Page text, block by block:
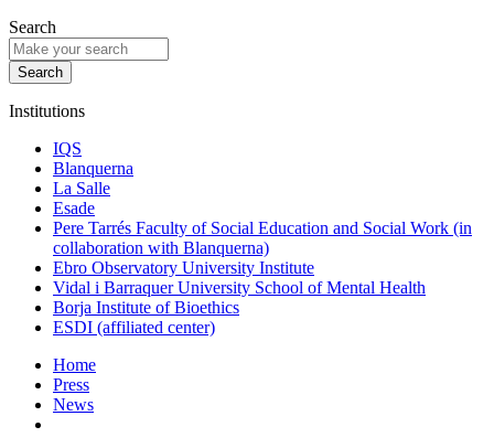
Search
Institutions
IQS
Blanquerna
La Salle
Esade
Pere Tarrés Faculty of Social Education and Social Work (in
collaboration with Blanquerna)
Ebro Observatory University Institute
Vidal i Barraquer University School of Mental Health
Borja Institute of Bioethics
ESDI (affiliated center)
Home
Press
News